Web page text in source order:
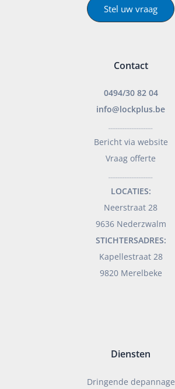
Stel uw vraag
Contact
0494/30 82 04
info@lockplus.be
Bericht via website
Vraag offerte
LOCATIES:
Neerstraat 28
9636 Nederzwalm
STICHTERSADRES:
Kapellestraat 28
9820 Merelbeke
Diensten
Dringende depannage